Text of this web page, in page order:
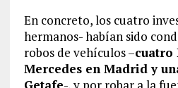
En concreto, los cuatro
hermanos- habían sido
robos de vehículos –cuatro
Mercedes en Madrid y
Getafe-, y por robar a la